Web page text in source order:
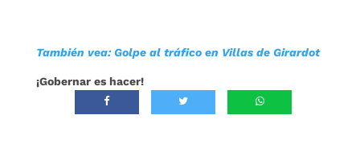
También vea: Golpe al tráfico en Villas de Girardot
¡Gobernar es hacer!